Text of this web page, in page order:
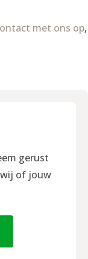
met ons op,
gerust
of jouw